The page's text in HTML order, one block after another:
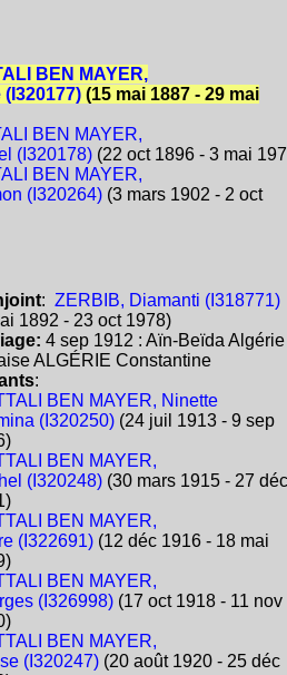
BEN MAYER,
(I320177)(15 mai 1887 - 29 mai
BEN MAYER,
(I320178)(22 oct 1896 - 3 mai
BEN MAYER,
(I320264)(3 mars 1902 - 2 oct
: ZERBIB, Diamanti (I318771)
1892 - 23 oct 1978)
4 sep 1912 : Aïn-Beïda Algérie
ALGÉRIE Constantine
:
BEN MAYER, Ninette
(I320250)(24 juil 1913 - 9 sep
BEN MAYER,
(I320248)(30 mars 1915 - 27 déc
BEN MAYER,
(I322691)(12 déc 1916 - 18 mai
BEN MAYER,
(I326998)(17 oct 1918 - 11 nov
BEN MAYER,
(I320247)(20 août 1920 - 25 déc